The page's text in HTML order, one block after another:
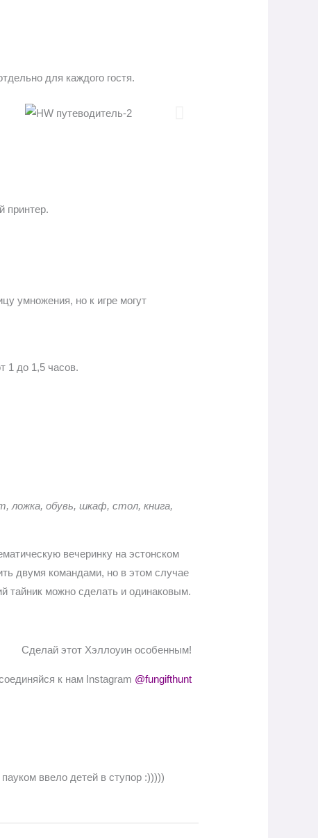
для каждого гостя.
принтер.
умножения, но к игре могут
1 до 1,5 часов.
ложка, обувь, шкаф, стол, книга,
вечеринку на эстонском
двумя командами, но в этом случае
тайник можно сделать и одинаковым.
Сделай этот Хэллоуин особенным!
к нам Instagram @fungifthunt
ввело детей в ступор :)))))